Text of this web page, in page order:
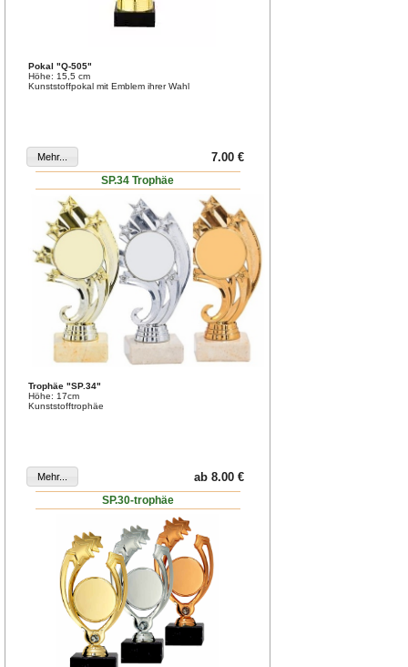
Pokal "Q-505"
Höhe: 15,5 cm
Kunststoffpokal mit Emblem ihrer Wahl
7.00 €
SP.34 Trophäe
Trophäe "SP.34"
Höhe: 17cm
Kunststofftrophäe
ab 8.00 €
SP.30-trophäe